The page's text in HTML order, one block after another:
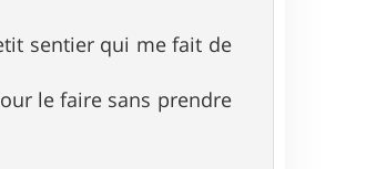
sentier qui me fait de
le faire sans prendre